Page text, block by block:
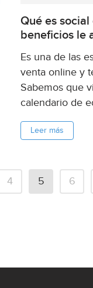
Qué es
beneficios le
Es una de las
venta online y
Sabemos que vienen los meses fuertes del
calendario de
queremos que
Leer más
4 5 6